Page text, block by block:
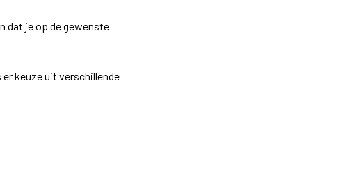
dat je op de gewenste
keuze uit verschillende